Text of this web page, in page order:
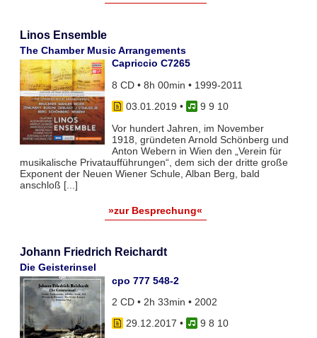
Linos Ensemble
The Chamber Music Arrangements
Capriccio C7265
8 CD • 8h 00min • 1999-2011
03.01.2019 •
9 9 10
Vor hundert Jahren, im November
1918, gründeten Arnold Schönberg und
Anton Webern in Wien den „Verein für
musikalische Privataufführungen“, dem sich der dritte große
Exponent der Neuen Wiener Schule, Alban Berg, bald
anschloß [...]
»zur Besprechung«
Johann Friedrich Reichardt
Die Geisterinsel
cpo 777 548-2
2 CD • 2h 33min • 2002
29.12.2017 •
9 8 10